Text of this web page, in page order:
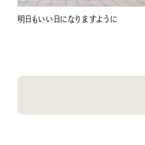
明日もいい日になりますように